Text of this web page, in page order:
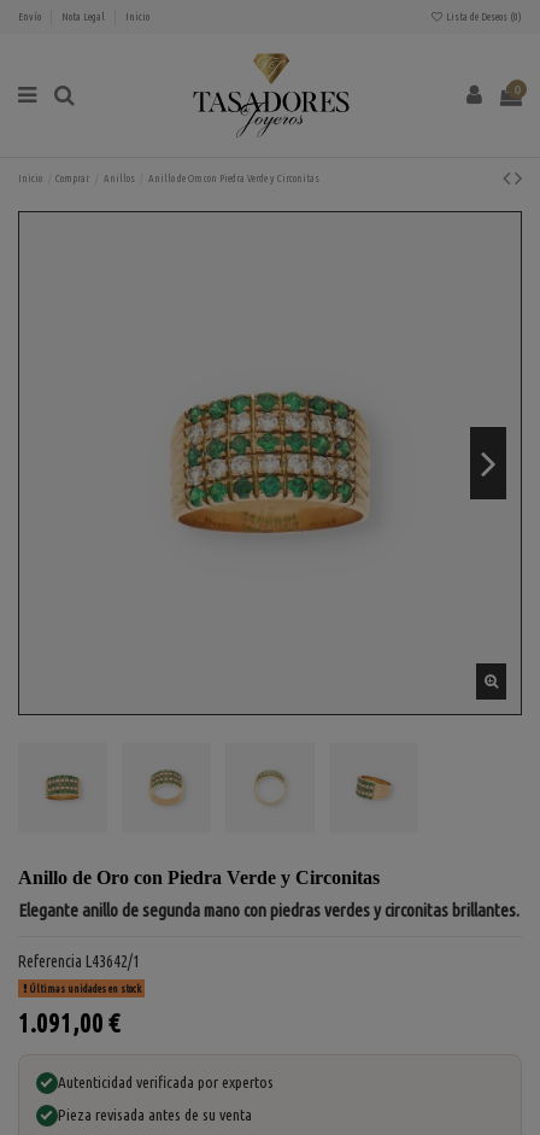
Envío Nota Legal Inicio Lista de Deseos (0)
0
Inicio Comprar Anillos Anillo de Oro con Piedra Verde y Circonitas
Anillo de Oro con Piedra Verde y Circonitas
Elegante anillo de segunda mano con piedras verdes y circonitas brillantes.
Referencia L43642/1
Últimas unidades en stock
1.091,00 €
Autenticidad verificada por expertos
Pieza revisada antes de su venta